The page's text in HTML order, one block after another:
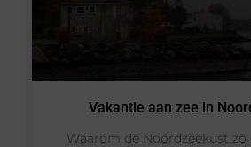
Vakantie aan zee in
Waarom de Noordzeekust